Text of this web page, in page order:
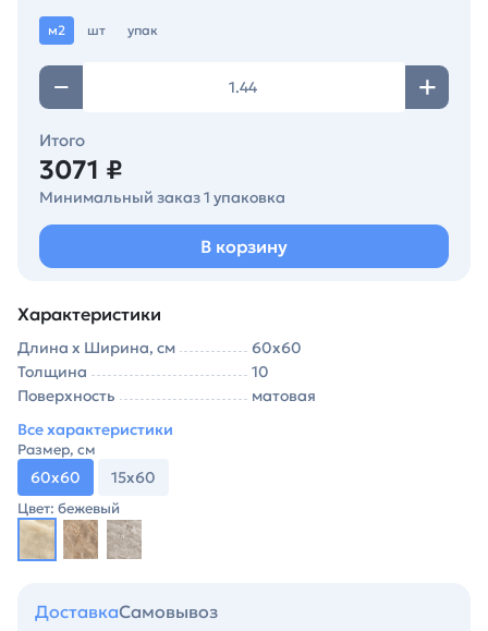
м2 шт упак
Итого
3071 ₽
Минимальный заказ 1 упаковка
В корзину
Характеристики
Длина х Ширина, см
60х60
Толщина
10
Поверхность
матовая
Все характеристики
Размер, см
60х60 15х60
Цвет: бежевый
ДоставкаСамовывоз